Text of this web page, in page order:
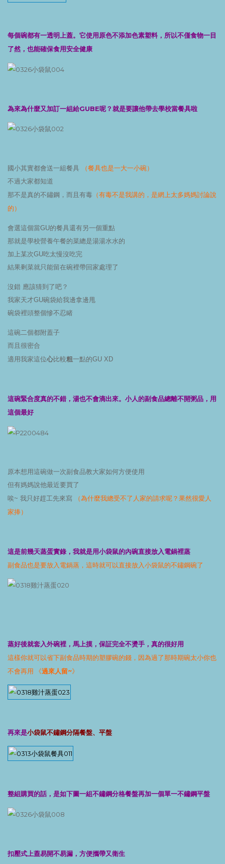
每個碗都有一透明上蓋。它使用原色不添加色素塑料，所以不僅食物一目
了然，也能確保食用安全健康
為來為什麼又加訂一組給GUBE呢？就是要讓他帶去學校當餐具啦
國小其實都會送一組餐具 （餐具也是一大一小碗）
不過大家都知道
那不是真的不鏽鋼，而且有毒 （有毒不是我講的，是網上太多媽媽討論說
的）
會選這個當GU的餐具還有另一個重點
那就是學校營養午餐的菜總是湯湯水水的
加上某次GU吃太慢沒吃完
結果剩菜就只能留在碗裡帶回家處理了
沒錯 應該猜到了吧？
我家天才GU碗袋給我邊拿邊甩
碗袋裡頭整個慘不忍睹
這碗二個都附蓋子
而且很密合
適用我家這位心比較粗一點的GU XD
這碗緊合度真的不錯，湯也不會滴出來。小人的副食品總離不開粥品，用
這個最好
原本想用這碗做一次副食品教大家如何方便使用
但有媽媽說他最近要買了
唉~ 我只好趕工先來寫
（為什麼我總受不了人家的請求呢？果然很愛人
家捧）
這是前幾天蒸蛋實錄，我就是用小袋鼠的內碗直接放入電鍋裡蒸
副食品也是要放入電鍋蒸，這時就可以直接放入小袋鼠的不鏽鋼碗了
蒸好後就套入外碗裡，馬上摸，保証完全不燙手，真的很好用
這樣你就可以省下副食品時期的塑膠碗的錢，因為過了那時期碗太小你也
不會再用 《過來人留~》
再來是小袋鼠不鏽鋼分隔餐盤、平盤
整組購買的話，是如下圖一組不鏽鋼分格餐盤再加一個單一不鏽鋼平盤
扣壓式上蓋易開不易漏，方便攜帶又衛生